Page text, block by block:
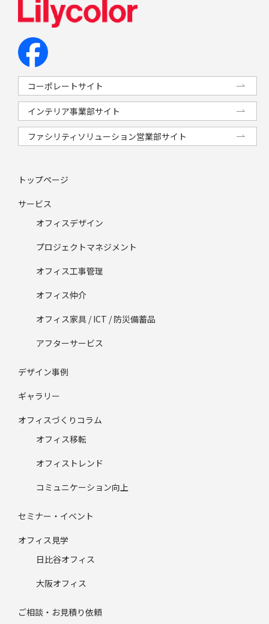
コーポレートサイト
インテリア事業部サイト
ファシリティソリューション営業部サイト
トップページ
サービス
オフィスデザイン
プロジェクトマネジメント
オフィス工事管理
オフィス仲介
オフィス家具 / ICT / 防災備蓄品
アフターサービス
デザイン事例
ギャラリー
オフィスづくりコラム
オフィス移転
オフィストレンド
コミュニケーション向上
セミナー・イベント
オフィス見学
日比谷オフィス
大阪オフィス
ご相談・お見積り依頼